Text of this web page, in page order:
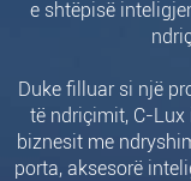
e shtëpisë
Duke filluar si një
të ndriçimit, C-
biznesit me
porta, aksesorë